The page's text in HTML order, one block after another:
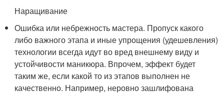
Наращивание
Ошибка или небрежность мастера. Пропуск какого
либо важного этапа и иные упрощения (удешевления)
технологии всегда идут во вред внешнему виду и
устойчивости маникюра. Впрочем, эффект будет
таким же, если какой то из этапов выполнен не
качественно. Например, неровно зашлифована